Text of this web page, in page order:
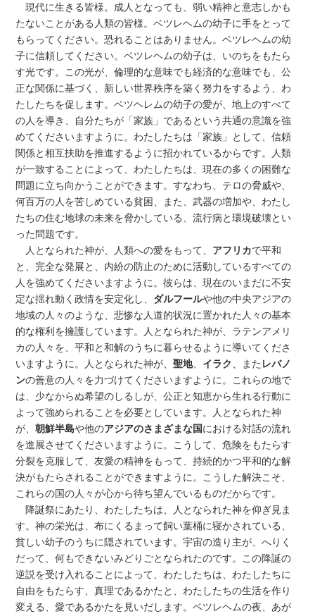
現代に生きる皆様。成人となっても、弱い精神と意志しかも
たないことがある人類の皆様。ベツレヘムの幼子に手をとって
もらってください。恐れることはありません。ベツレヘムの幼
子に信頼してください。ベツレヘムの幼子は、いのちをもたら
す光です。この光が、倫理的な意味でも経済的な意味でも、公
正な関係に基づく、新しい世界秩序を築く努力をするよう、わ
たしたちを促します。ベツヘレムの幼子の愛が、地上のすべて
の人を導き、自分たちが「家族」であるという共通の意識を強
めてくださいますように。わたしたちは「家族」として、信頼
関係と相互扶助を推進するように招かれているからです。人類
が一致することによって、わたしたちは、現在の多くの困難な
問題に立ち向かうことができます。すなわち、テロの脅威や、
何百万の人を苦しめている貧困、また、武器の増加や、わたし
たちの住む地球の未来を脅かしている、流行病と環境破壊とい
った問題です。
人となられた神が、人類への愛をもって、 アフリカで平和
と、完全な発展と、内紛の防止のために活動しているすべての
人を強めてくださいますように。彼らは、現在のいまだに不安
定な揺れ動く政情を安定化し、 ダルフールや他の中央アジアの
地域の人々のような、悲惨な人道的状況に置かれた人々の基本
的な権利を擁護しています。人となられた神が、ラテンアメリ
カの人々を、平和と和解のうちに暮らせるように導いてくださ
いますように。人となられた神が、聖地、 イラク 、また レバノ
ンの善意の人々を力づけてくださいますように。これらの地で
は、少なからぬ希望のしるしが、公正と知恵から生れる行動に
よって強められることを必要としています。人となられた神
が、朝鮮半島や他のアジアのさまざまな国における対話の流れ
を進展させてくださいますように。こうして、危険をもたらす
分裂を克服して、友愛の精神をもって、持続的かつ平和的な解
決がもたらされることができますように。こうした解決こそ、
これらの国の人々が心から待ち望んでいるものだからです。
降誕祭にあたり、わたしたちは、人となられた神を仰ぎ見ま
す。神の栄光は、布にくるまって飼い葉桶に寝かされている、
貧しい幼子のうちに隠されています。宇宙の造り主が、へりく
だって、何もできないみどりごとなられたのです。この降誕の
逆説を受け入れることによって、わたしたちは、わたしたちに
自由をもたらす、真理であるかたと、わたしたちの生活を作り
変える、愛であるかたを見いだします。ベツレヘムの夜、あが